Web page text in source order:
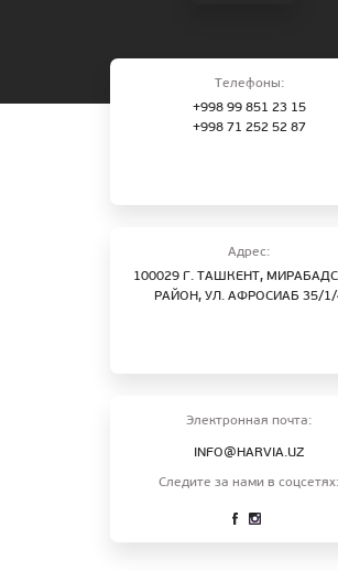
Телефоны:
+998 99 851 23 15
+998 71 252 52 87
Адрес:
100029 Г. ТАШКЕНТ,
РАЙОН, УЛ. АФРОСИАБ 35/1/
Электронная почта:
INFO@HARVIA.UZ
Следите за нами в соцсетях: